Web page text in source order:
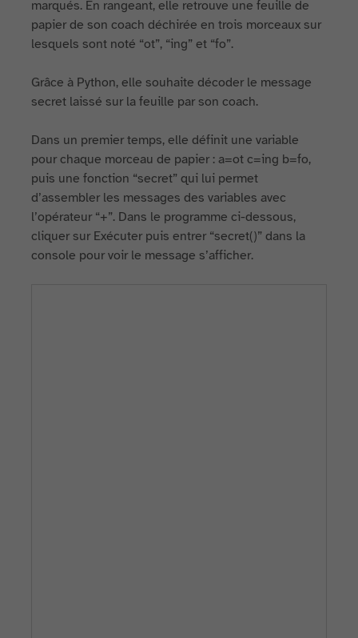
marqués. En rangeant, elle retrouve une feuille de
papier de son coach déchirée en trois morceaux sur
lesquels sont noté “ot”, “ing” et “fo”.
Grâce à Python, elle souhaite décoder le message
secret laissé sur la feuille par son coach.
Dans un premier temps, elle définit une variable
pour chaque morceau de papier : a=ot c=ing b=fo,
puis une fonction “secret” qui lui permet
d’assembler les messages des variables avec
l’opérateur “+”. Dans le programme ci-dessous,
cliquer sur Exécuter puis entrer “secret()” dans la
console pour voir le message s’afficher.